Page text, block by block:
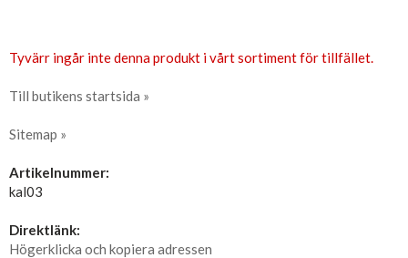
Tyvärr ingår inte denna produkt i vårt sortiment för tillfället.
Till butikens startsida »
Sitemap »
Artikelnummer:
kal03
Direktlänk:
Högerklicka och kopiera adressen